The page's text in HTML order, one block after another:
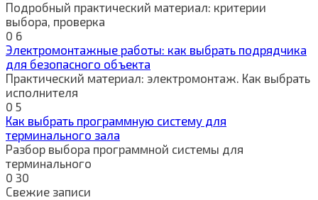
Подробный практический материал: критерии
выбора, проверка
0 6
Электромонтажные работы: как выбрать подрядчика
для безопасного объекта
Практический материал: электромонтаж. Как выбрать
исполнителя
0 5
Как выбрать программную систему для
терминального зала
Разбор выбора программной системы для
терминального
0 30
Свежие записи